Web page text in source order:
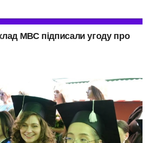
МВС підписали угоду про